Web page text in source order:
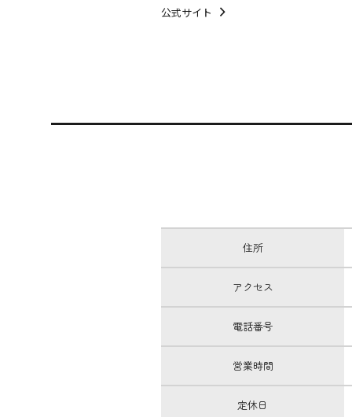
公式サイト
住所
アクセス
電話番号
営業時間
定休日